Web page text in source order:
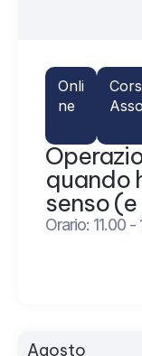
Onli
ne
quando
senso
Orario: 11.00 -
Agosto